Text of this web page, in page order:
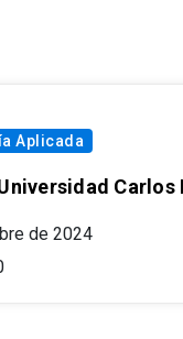
Aplicada
Carlos
de 2024